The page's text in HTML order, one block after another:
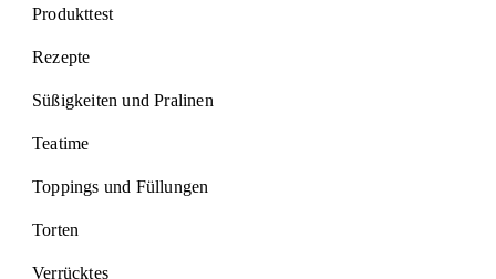
Produkttest
Rezepte
Süßigkeiten und Pralinen
Teatime
Toppings und Füllungen
Torten
Verrücktes